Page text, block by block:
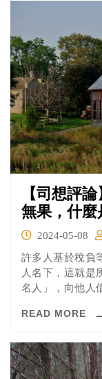
【司想評
無果，什麼
2024-05-08
許多人基於稅負
人名下，這就是
名人」，向他人
就是因為借用他
約。
READ MORE